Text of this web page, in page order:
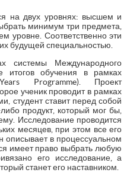
на двух уровнях: высшем и
минимум три предмета,
уровне. Соответственно эти
будущей специальностью.
системы Международного
итогов обучения в рамках
Programme). Проект
ученик проводит в рамках
студент ставит перед собой
продукт, который мог бы,
Исследование проводится
месяцев, при этом все его
описывает в процессуальном
имеет право выбрать любую
его исследование, а
станет его наставником.